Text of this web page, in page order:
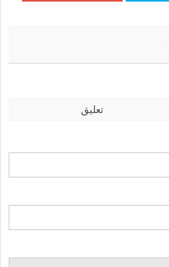
تعليق